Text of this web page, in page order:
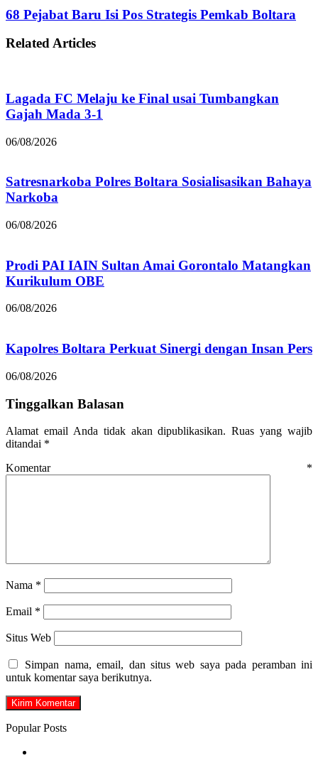
68 Pejabat Baru Isi Pos Strategis Pemkab Boltara
Related Articles
Lagada FC Melaju ke Final usai Tumbangkan
Gajah Mada 3-1
06/08/2026
Satresnarkoba Polres Boltara Sosialisasikan Bahaya
Narkoba
06/08/2026
Prodi PAI IAIN Sultan Amai Gorontalo Matangkan
Kurikulum OBE
06/08/2026
Kapolres Boltara Perkuat Sinergi dengan Insan Pers
06/08/2026
Tinggalkan Balasan
Alamat email Anda tidak akan dipublikasikan. Ruas yang wajib
ditandai *
Komentar *
Nama *
Email *
Situs Web
Simpan nama, email, dan situs web saya pada peramban ini
untuk komentar saya berikutnya.
Popular Posts